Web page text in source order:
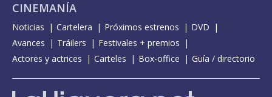
CINEMANÍA
Noticias Cartelera Próximos estrenos
DVD
Avances
Tráilers
Festivales + premios
Actores y actrices
Carteles Box-office Guía / directorio